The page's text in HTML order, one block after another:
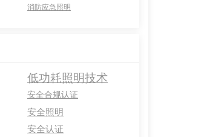
消防应急照明
低功耗照明技术
安全合规认证
安全照明
安全认证